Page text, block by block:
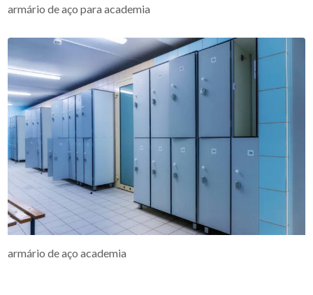
armário de aço para academia
armário de aço academia